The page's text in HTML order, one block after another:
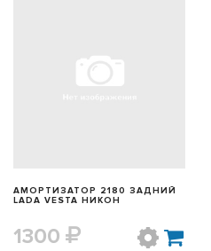
АМОРТИЗАТОР 2180 ЗАДНИЙ
LADA VESTA НИКОН
1300